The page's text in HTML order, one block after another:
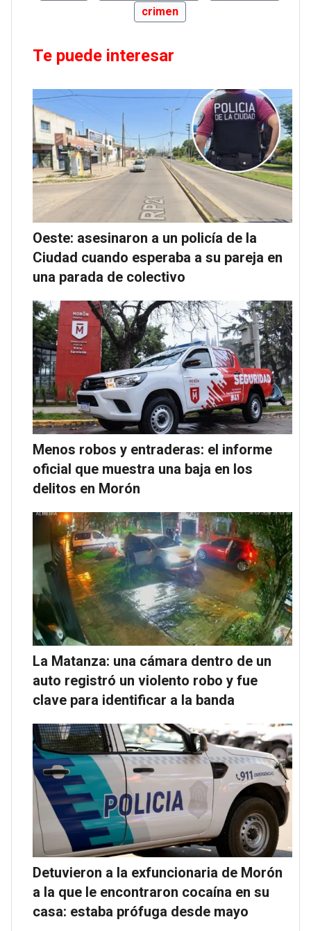
crimen
Te puede interesar
Oeste: asesinaron a un policía de la
Ciudad cuando esperaba a su pareja en
una parada de colectivo
Menos robos y entraderas: el informe
oficial que muestra una baja en los
delitos en Morón
La Matanza: una cámara dentro de un
auto registró un violento robo y fue
clave para identificar a la banda
Detuvieron a la exfuncionaria de Morón
a la que le encontraron cocaína en su
casa: estaba prófuga desde mayo